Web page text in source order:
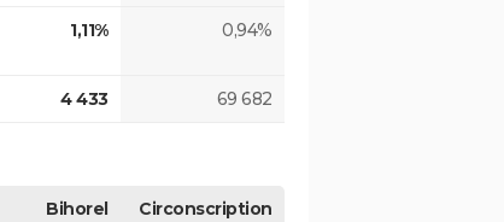
1,11% 0,94%
4 433 69 682
Bihorel Circonscription